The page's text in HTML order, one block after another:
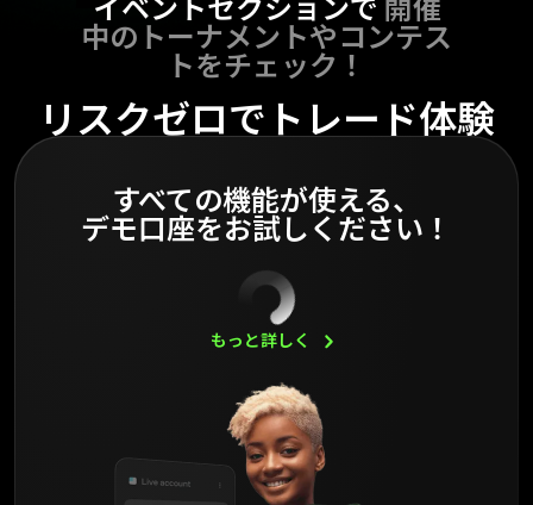
中のトーナメントやコンテス
トをチェック！
リスクゼロでトレード体験
すべての機能が使える、
デモ口座をお試しください！
もっと詳しく